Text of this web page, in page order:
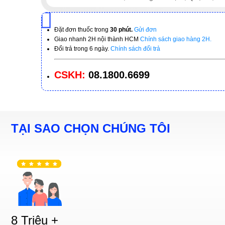
0818002244| 7:00 - 22H00
Chat Zalo Xem chỉ đường
354 Nguyễn Văn Công ( Phường 3, GV ) Phường
Đặt đơn thuốc trong 30 phút. Gửi đơn
Giao nhanh 2H nội thành HCM Chính sách giao hàng 2H.
Đổi trả trong 6 ngày. Chính sách đổi trả
CSKH: 08.1800.6699
TẠI SAO CHỌN CHÚNG TÔI
8 Triệu +